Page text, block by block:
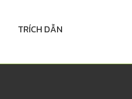
TRÍCH DẪN